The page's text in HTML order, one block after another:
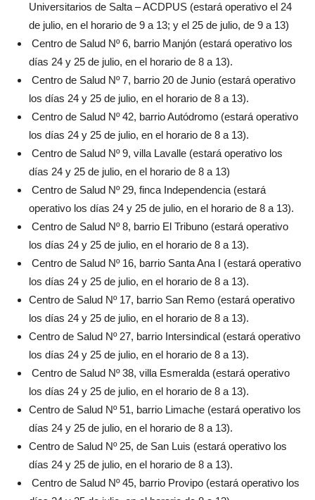
Universitarios de Salta – ACDPUS (estará operativo el 24
de julio, en el horario de 9 a 13; y el 25 de julio, de 9 a 13)
Centro de Salud Nº 6, barrio Manjón (estará operativo los
días 24 y 25 de julio, en el horario de 8 a 13).
Centro de Salud Nº 7, barrio 20 de Junio (estará operativo
los días 24 y 25 de julio, en el horario de 8 a 13).
Centro de Salud Nº 42, barrio Autódromo (estará operativo
los días 24 y 25 de julio, en el horario de 8 a 13).
Centro de Salud Nº 9, villa Lavalle (estará operativo los
días 24 y 25 de julio, en el horario de 8 a 13)
Centro de Salud Nº 29, finca Independencia (estará
operativo los días 24 y 25 de julio, en el horario de 8 a 13).
Centro de Salud Nº 8, barrio El Tribuno (estará operativo
los días 24 y 25 de julio, en el horario de 8 a 13).
Centro de Salud Nº 16, barrio Santa Ana I (estará operativo
los días 24 y 25 de julio, en el horario de 8 a 13).
Centro de Salud Nº 17, barrio San Remo (estará operativo
los días 24 y 25 de julio, en el horario de 8 a 13).
Centro de Salud Nº 27, barrio Intersindical (estará operativo
los días 24 y 25 de julio, en el horario de 8 a 13).
Centro de Salud Nº 38, villa Esmeralda (estará operativo
los días 24 y 25 de julio, en el horario de 8 a 13).
Centro de Salud Nº 51, barrio Limache (estará operativo los
días 24 y 25 de julio, en el horario de 8 a 13).
Centro de Salud Nº 25, de San Luis (estará operativo los
días 24 y 25 de julio, en el horario de 8 a 13).
Centro de Salud Nº 45, barrio Provipo (estará operativo los